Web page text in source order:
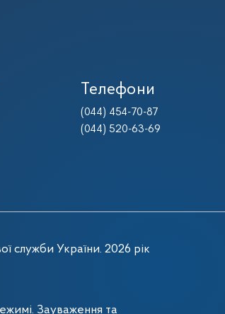
Телефони
(044) 454-70-87
(044) 520-63-69
служби України. 2026 рік
Зауваження та